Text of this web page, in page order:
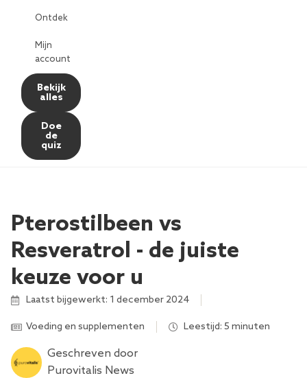
Ontdek
Mijn
account
Bekijk
alles
Doe
de
quiz
Pterostilbeen vs
Resveratrol - de juiste
keuze voor u
Laatst bijgewerkt: 1 december 2024
Voeding en supplementen Leestijd: 5 minuten
Geschreven door
Purovitalis News